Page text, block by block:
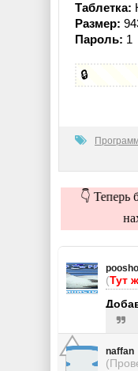
Таблетка:
Размер:
Пароль: 1
🔒
👇 Теперь
(Тут
naffan